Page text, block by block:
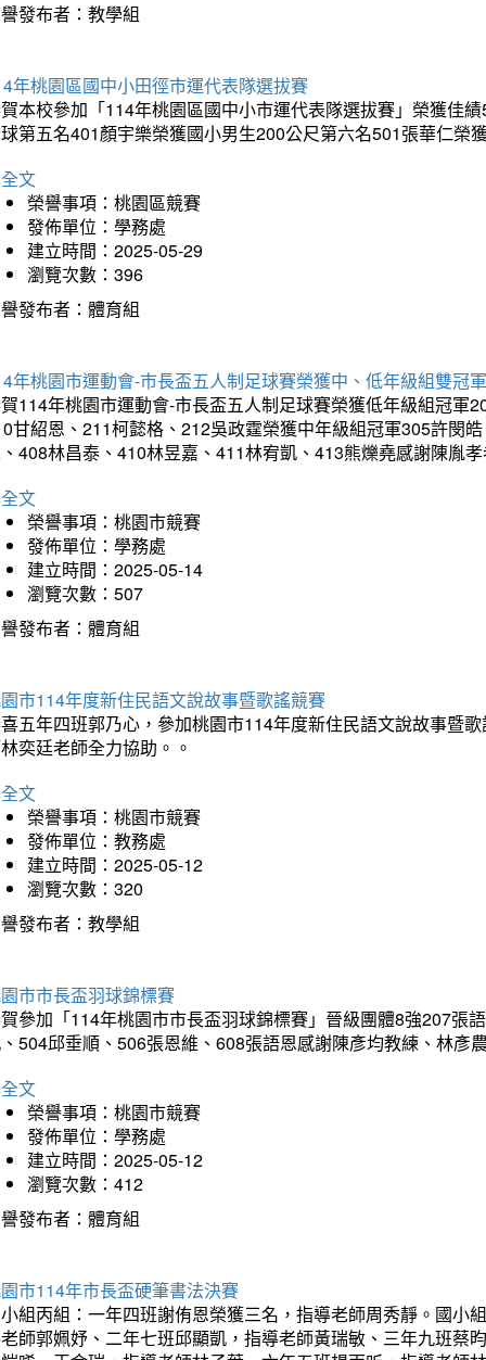
發布者：教學組
年桃園區國中小田徑市運代表隊選拔賽
本校參加「114年桃園區國中小市運代表隊選拔賽」榮獲佳
第五名401顏宇樂榮獲國小男生200公尺第六名501張華仁
文
榮譽事項：桃園區競賽
發佈單位：學務處
建立時間：2025-05-29
瀏覽次數：396
發布者：體育組
年桃園市運動會-市長盃五人制足球賽榮獲中、低年級組雙冠軍
114年桃園市運動會-市長盃五人制足球賽榮獲低年級組冠
甘紹恩、211柯懿格、212吳政霆榮獲中年級組冠軍305許閔
408林昌泰、410林昱嘉、411林宥凱、413熊爍堯感謝陳胤
文
榮譽事項：桃園市競賽
發佈單位：學務處
建立時間：2025-05-14
瀏覽次數：507
發布者：體育組
市114年度新住民語文說故事暨歌謠競賽
五年四班郭乃心，參加桃園市114年度新住民語文說故事暨
奕廷老師全力協助。。
文
榮譽事項：桃園市競賽
發佈單位：教務處
建立時間：2025-05-12
瀏覽次數：320
發布者：教學組
市市長盃羽球錦標賽
參加「114年桃園市市長盃羽球錦標賽」晉級團體8強207張
504邱垂順、506張恩維、608張語恩感謝陳彥均教練、林彥
文
榮譽事項：桃園市競賽
發佈單位：學務處
建立時間：2025-05-12
瀏覽次數：412
發布者：體育組
市114年市長盃硬筆書法決賽
組丙組：一年四班謝侑恩榮獲三名，指導老師周秀靜。國小
師郭姵妤、二年七班邱顯凱，指導老師黃瑞敏、三年九班蔡